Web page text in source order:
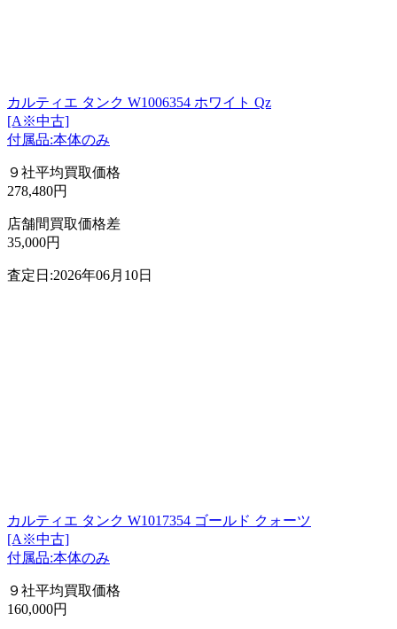
カルティエ タンク W1006354 ホワイト Qz
[A※中古]
付属品:本体のみ
９社平均買取価格
278,480円
店舗間買取価格差
35,000円
査定日:2026年06月10日
カルティエ タンク W1017354 ゴールド クォーツ
[A※中古]
付属品:本体のみ
９社平均買取価格
160,000円